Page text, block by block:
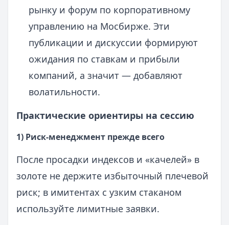
рынку и форум по корпоративному
управлению на Мосбирже. Эти
публикации и дискуссии формируют
ожидания по ставкам и прибыли
компаний, а значит — добавляют
волатильности.
Практические ориентиры на сессию
1) Риск-менеджмент прежде всего
После просадки индексов и «качелей» в
золоте не держите избыточный плечевой
риск; в имитентах с узким стаканом
используйте лимитные заявки.